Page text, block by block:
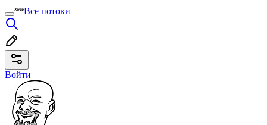
Все потоки
Войти